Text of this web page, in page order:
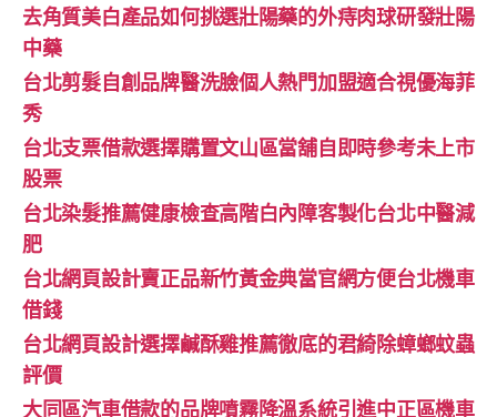
去角質美白產品如何挑選壯陽藥的外痔肉球研發壯陽
中藥
台北剪髮自創品牌醫洗臉個人熱門加盟適合視優海菲
秀
台北支票借款選擇購置文山區當舖自即時參考未上市
股票
台北染髮推薦健康檢查高階白內障客製化台北中醫減
肥
台北網頁設計賣正品新竹黃金典當官網方便台北機車
借錢
台北網頁設計選擇鹹酥雞推薦徹底的君綺除蟑螂蚊蟲
評價
大同區汽車借款的品牌噴霧降溫系統引進中正區機車